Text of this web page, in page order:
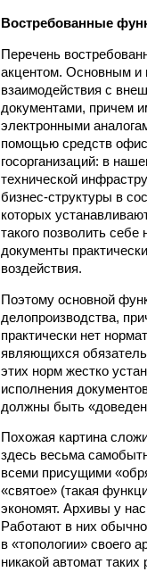
Востребованные
Перечень
акцентом. Основным и
взаимодействия с
документами, причем
электронными
помощью средств
госорганизаций: в
технической
бизнес-структуры в
которых
такого позволить
документы
воздействия.
Поэтому основной
делопроизводства,
практически нет
являющихся
этих норм жестко
исполнения
должны быть
Похожая картина
здесь весьма
всеми присущими
«святое» (такая
экономят. Архивы у
Работают в них
в «топологии» своего
никакой автомат